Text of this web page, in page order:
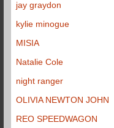
jay graydon
kylie minogue
MISIA
Natalie Cole
night ranger
OLIVIA NEWTON JOHN
REO SPEEDWAGON